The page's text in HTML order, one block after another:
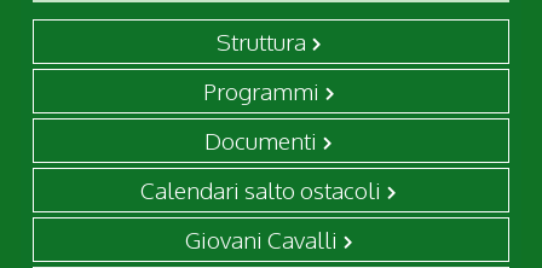
Struttura
Programmi
Documenti
Calendari salto ostacoli
Giovani Cavalli